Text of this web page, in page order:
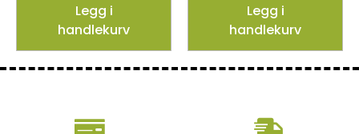
Legg i
handlekurv
Legg i
handlekurv